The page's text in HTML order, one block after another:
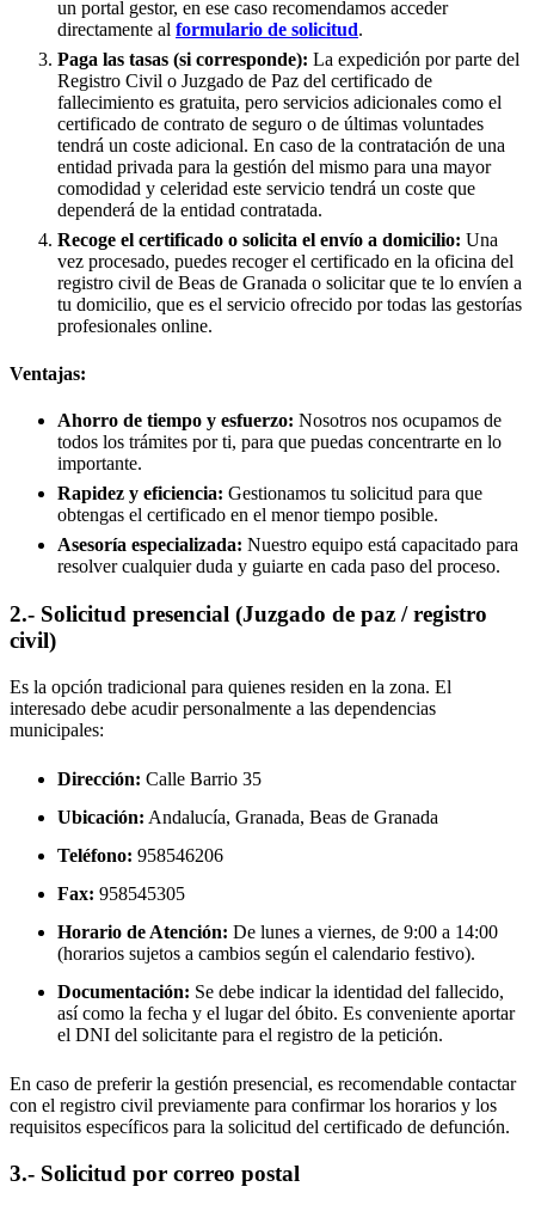
un portal gestor, en ese caso recomendamos acceder
directamente al formulario de solicitud.
Paga las tasas (si corresponde): La expedición por parte del
Registro Civil o Juzgado de Paz del certificado de
fallecimiento es gratuita, pero servicios adicionales como el
certificado de contrato de seguro o de últimas voluntades
tendrá un coste adicional. En caso de la contratación de una
entidad privada para la gestión del mismo para una mayor
comodidad y celeridad este servicio tendrá un coste que
dependerá de la entidad contratada.
Recoge el certificado o solicita el envío a domicilio: Una
vez procesado, puedes recoger el certificado en la oficina del
registro civil de Beas de Granada o solicitar que te lo envíen a
tu domicilio, que es el servicio ofrecido por todas las gestorías
profesionales online.
Ventajas:
Ahorro de tiempo y esfuerzo: Nosotros nos ocupamos de
todos los trámites por ti, para que puedas concentrarte en lo
importante.
Rapidez y eficiencia: Gestionamos tu solicitud para que
obtengas el certificado en el menor tiempo posible.
Asesoría especializada: Nuestro equipo está capacitado para
resolver cualquier duda y guiarte en cada paso del proceso.
2.- Solicitud presencial (Juzgado de paz / registro
civil)
Es la opción tradicional para quienes residen en la zona. El
interesado debe acudir personalmente a las dependencias
municipales:
Dirección: Calle Barrio 35
Ubicación: Andalucía, Granada, Beas de Granada
Teléfono: 958546206
Fax: 958545305
Horario de Atención: De lunes a viernes, de 9:00 a 14:00
(horarios sujetos a cambios según el calendario festivo).
Documentación: Se debe indicar la identidad del fallecido,
así como la fecha y el lugar del óbito. Es conveniente aportar
el DNI del solicitante para el registro de la petición.
En caso de preferir la gestión presencial, es recomendable contactar
con el registro civil previamente para confirmar los horarios y los
requisitos específicos para la solicitud del certificado de defunción.
3.- Solicitud por correo postal